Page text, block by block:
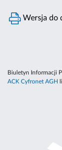
Wersja do
Biuletyn Informacji
ACK Cyfronet AGH